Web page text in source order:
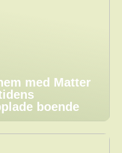
med Matter
boende